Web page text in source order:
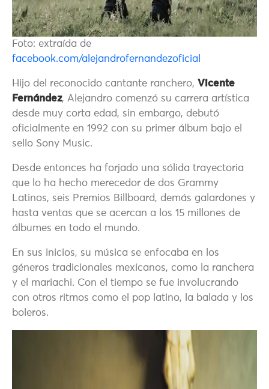
Foto: extraída de
facebook.com/alejandrofernandezoficial
Hijo del reconocido cantante ranchero, Vicente
Fernández, Alejandro comenzó su carrera artística
desde muy corta edad, sin embargo, debutó
oficialmente en 1992 con su primer álbum bajo el
sello Sony Music.
Desde entonces ha forjado una sólida trayectoria
que lo ha hecho merecedor de dos Grammy
Latinos, seis Premios Billboard, demás galardones y
hasta ventas que se acercan a los 15 millones de
álbumes en todo el mundo.
En sus inicios, su música se enfocaba en los
géneros tradicionales mexicanos, como la ranchera
y el mariachi. Con el tiempo se fue involucrando
con otros ritmos como el pop latino, la balada y los
boleros.